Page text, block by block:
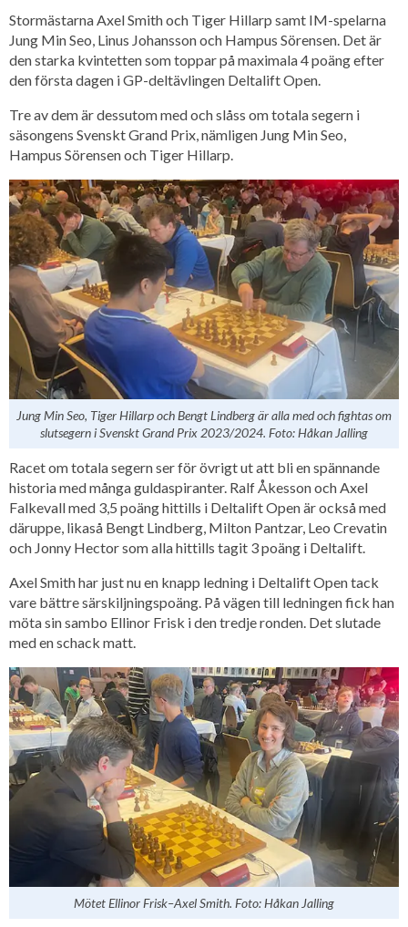
Stormästarna Axel Smith och Tiger Hillarp samt IM-spelarna
Jung Min Seo, Linus Johansson och Hampus Sörensen. Det är
den starka kvintetten som toppar på maximala 4 poäng efter
den första dagen i GP-deltävlingen Deltalift Open.
Tre av dem är dessutom med och slåss om totala segern i
säsongens Svenskt Grand Prix, nämligen Jung Min Seo,
Hampus Sörensen och Tiger Hillarp.
Jung Min Seo, Tiger Hillarp och Bengt Lindberg är alla med och fightas om
slutsegern i Svenskt Grand Prix 2023/2024. Foto: Håkan Jalling
Racet om totala segern ser för övrigt ut att bli en spännande
historia med många guldaspiranter. Ralf Åkesson och Axel
Falkevall med 3,5 poäng hittills i Deltalift Open är också med
däruppe, likaså Bengt Lindberg, Milton Pantzar, Leo Crevatin
och Jonny Hector som alla hittills tagit 3 poäng i Deltalift.
Axel Smith har just nu en knapp ledning i Deltalift Open tack
vare bättre särskiljningspoäng. På vägen till ledningen fick han
möta sin sambo Ellinor Frisk i den tredje ronden. Det slutade
med en schack matt.
Mötet Ellinor Frisk–Axel Smith. Foto: Håkan Jalling